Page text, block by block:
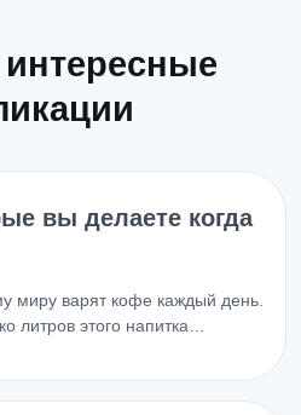
вы делаете когда
миру варят кофе каждый день.
литров этого напитка…